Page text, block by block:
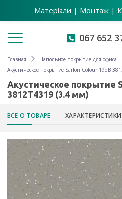
Матеріали | Монтаж |
Toggle navigation 067 652
Главная
Напольное покрытие для офиса
Акустическое покрытие Sarlon Colour 19dB
Акустическое покрытие
3812T4319 (3.4 мм)
ВСЕ О ТОВАРЕ ХАРАКТЕРИСТИКИ